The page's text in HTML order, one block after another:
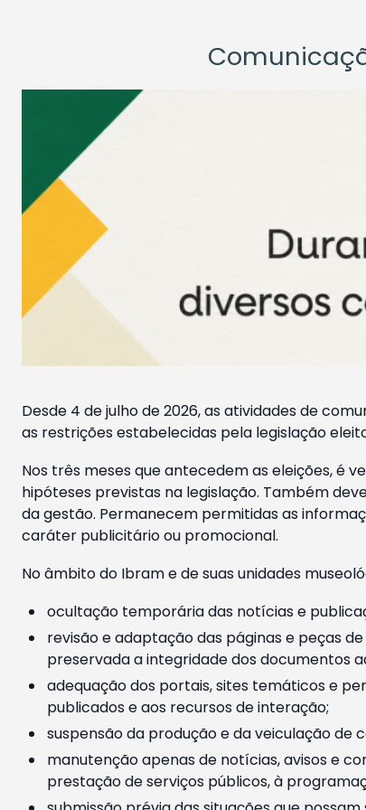
Desde 4 de julho de 2026, as atividades de
as restrições estabelecidas pela legislação
Nos três meses que antecedem as eleições, é
hipóteses previstas na legislação. Também
da gestão. Permanecem permitidas as
caráter publicitário ou promocional.
No âmbito do Ibram e de suas unidades
ocultação temporária das notícias e
revisão e adaptação das páginas e peças
preservada a integridade dos documentos
adequação dos portais, sites temáticos e
publicados e aos recursos de interação;
suspensão da produção e da veiculação
manutenção apenas de notícias, avisos e
prestação de serviços públicos, à